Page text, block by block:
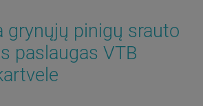
grynųjų pinigų srauto
paslaugas VTB